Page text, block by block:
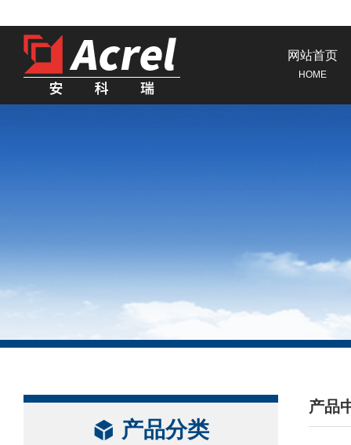
网站首页
HOME
产品分类
产品
/